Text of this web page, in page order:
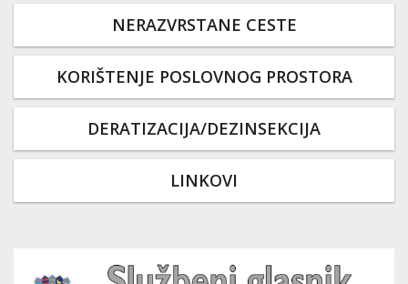
NERAZVRSTANE CESTE
KORIŠTENJE POSLOVNOG PROSTORA
DERATIZACIJA/DEZINSEKCIJA
LINKOVI